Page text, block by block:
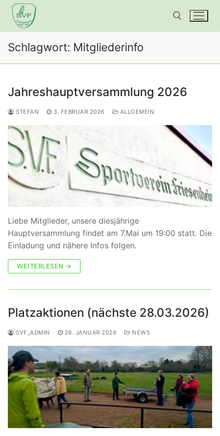
Zum
Inhalt
springen
Suchen nach:
Schlagwort: Mitgliederinfo
Jahreshauptversammlung 2026
STEFAN 3. FEBRUAR 2026 ALLGEMEIN
Liebe Mitglieder, unsere diesjährige
Hauptversammlung findet am 7.Mai um 19:00 statt. Die
Einladung und nähere Infos folgen.
WEITERLESEN →
Platzaktionen (nächste 28.03.2026)
SVF_ADMIN 26. JANUAR 2026 NEWS